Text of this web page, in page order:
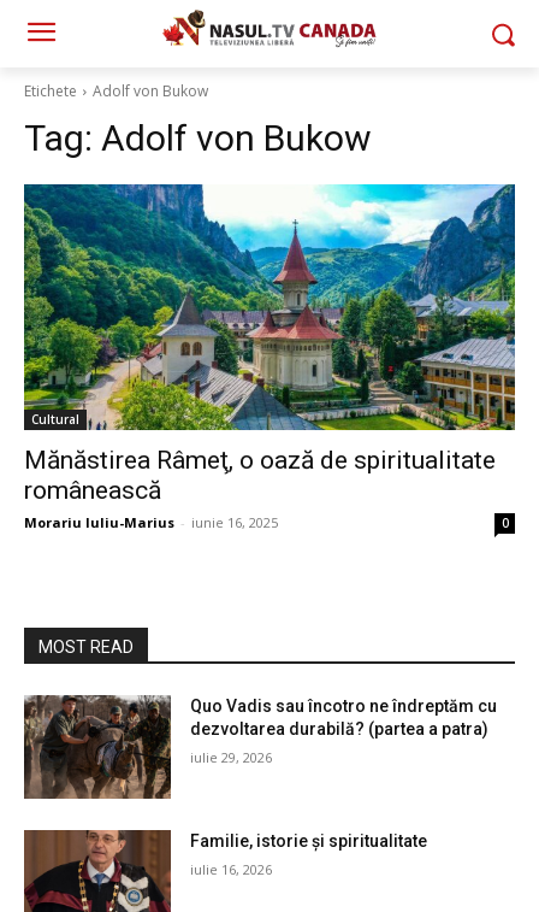
Etichete Adolf von Bukow
Tag: Adolf von Bukow
Cultural
Mănăstirea Râmeţ, o oază de spiritualitate
românească
Morariu Iuliu-Marius - iunie 16, 2025 0
MOST READ
Quo Vadis sau încotro ne îndreptăm cu
dezvoltarea durabilă? (partea a patra)
iulie 29, 2026
Familie, istorie și spiritualitate
iulie 16, 2026